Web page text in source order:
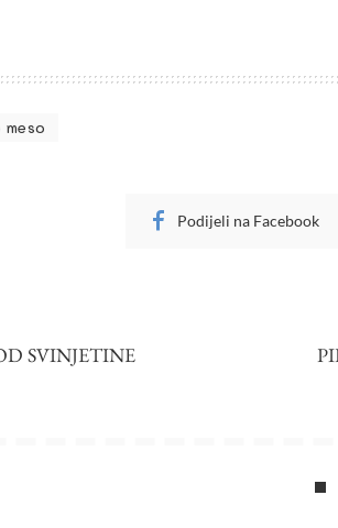
meso
Podijeli na Facebook
SVINJETINE